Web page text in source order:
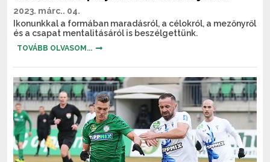
2023. márc.. 04.
Ikonunkkal a formában maradásról, a célokról, a mezőnyről
és a csapat mentalitásáról is beszélgettünk.
TOVÁBB OLVASOM...